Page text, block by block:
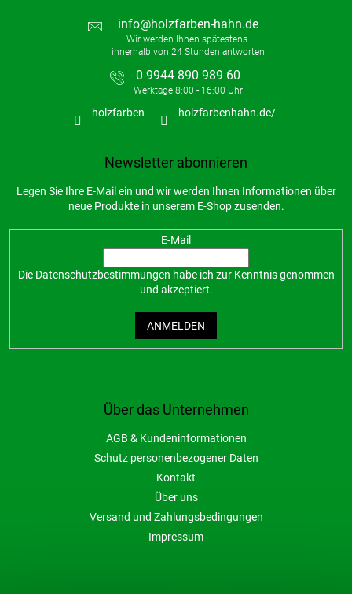
Über das Unternehmen
AGB & Kundeninformationen
Schutz personenbezogener Daten
Kontakt
Über uns
Versand und Zahlungsbedingungen
Impressum
info@holzfarben-hahn.de
0 9944 890 989 60
holzfarben holzfarbenhahn.de/
Newsletter abonnieren
Legen Sie Ihre E-Mail ein und wir werden Ihnen Informationen über
neue Produkte in unserem E-Shop zusenden.
E-Mail
Die Datenschutzbestimmungen habe ich zur Kenntnis genommen
und akzeptiert.
ANMELDEN